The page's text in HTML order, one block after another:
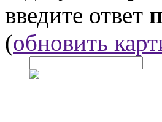
введите ответ
(обновить